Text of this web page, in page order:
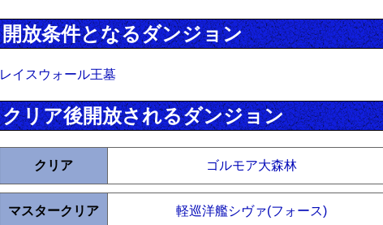
開放条件となるダンジョン
レイスウォール王墓
クリア後開放されるダンジョン
クリア ゴルモア大森林
マスタークリア 軽巡洋艦シヴァ(フォース)